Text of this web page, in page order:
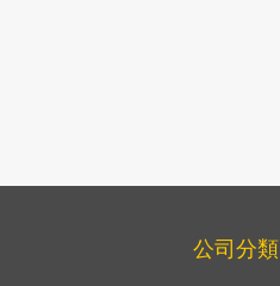
公司分類